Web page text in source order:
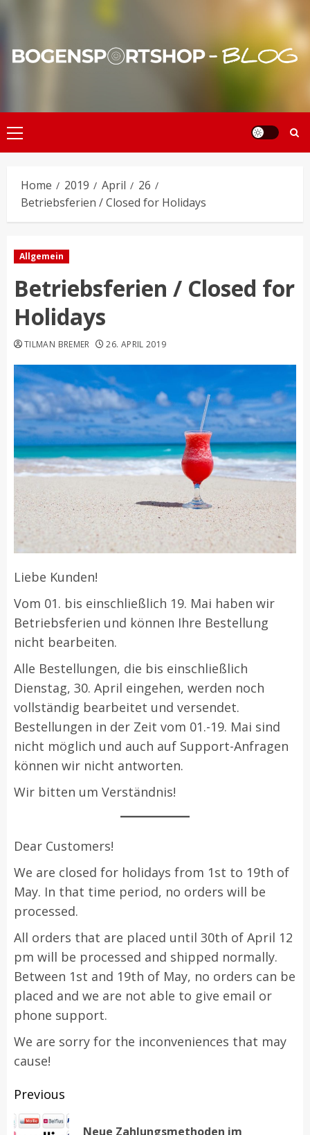
Primary
Menu
Home 2019 April
26
Betriebsferien / Closed for Holidays
Allgemein
Betriebsferien / Closed for
Holidays
TILMAN BREMER 26. APRIL 2019
Liebe Kunden!
Vom 01. bis einschließlich 19. Mai haben wir
Betriebsferien und können Ihre Bestellung
nicht bearbeiten.
Alle Bestellungen, die bis einschließlich
Dienstag, 30. April eingehen, werden noch
vollständig bearbeitet und versendet.
Bestellungen in der Zeit vom 01.-19. Mai sind
nicht möglich und auch auf Support-Anfragen
können wir nicht antworten.
Wir bitten um Verständnis!
Dear Customers!
We are closed for holidays from 1st to 19th of
May. In that time period, no orders will be
processed.
All orders that are placed until 30th of April 12
pm will be processed and shipped normally.
Between 1st and 19th of May, no orders can be
placed and we are not able to give email or
phone support.
We are sorry for the inconveniences that may
cause!
Post
navigation
Previous
Neue Zahlungsmethoden im